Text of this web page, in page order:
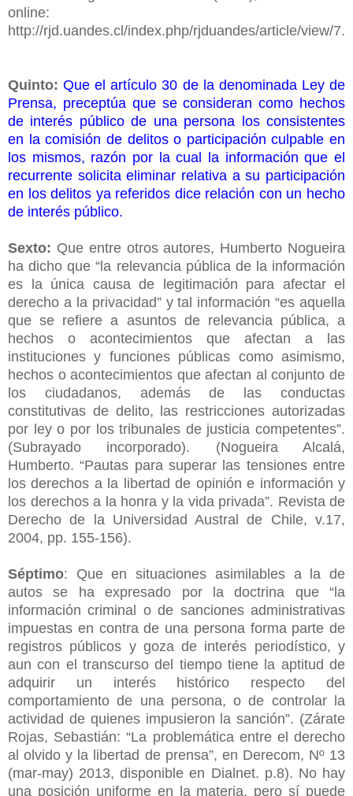
online:
http://rjd.uandes.cl/index.php/rjduandes/article/view/7.
Quinto: Que el artículo 30 de la denominada Ley de
Prensa, preceptúa que se consideran como hechos
de interés público de una persona los consistentes
en la comisión de delitos o participación culpable en
los mismos, razón por la cual la información que el
recurrente solicita eliminar relativa a su participación
en los delitos ya referidos dice relación con un hecho
de interés público.
Sexto: Que entre otros autores, Humberto Nogueira
ha dicho que “la relevancia pública de la información
es la única causa de legitimación para afectar el
derecho a la privacidad” y tal información “es aquella
que se refiere a asuntos de relevancia pública, a
hechos o acontecimientos que afectan a las
instituciones y funciones públicas como asimismo,
hechos o acontecimientos que afectan al conjunto de
los ciudadanos, además de las conductas
constitutivas de delito, las restricciones autorizadas
por ley o por los tribunales de justicia competentes”.
(Subrayado incorporado). (Nogueira Alcalá,
Humberto. “Pautas para superar las tensiones entre
los derechos a la libertad de opinión e información y
los derechos a la honra y la vida privada”. Revista de
Derecho de la Universidad Austral de Chile, v.17,
2004, pp. 155-156).
Séptimo: Que en situaciones asimilables a la de
autos se ha expresado por la doctrina que “la
información criminal o de sanciones administrativas
impuestas en contra de una persona forma parte de
registros públicos y goza de interés periodístico, y
aun con el transcurso del tiempo tiene la aptitud de
adquirir un interés histórico respecto del
comportamiento de una persona, o de controlar la
actividad de quienes impusieron la sanción”. (Zárate
Rojas, Sebastián: “La problemática entre el derecho
al olvido y la libertad de prensa”, en Derecom, Nº 13
(mar-may) 2013, disponible en Dialnet. p.8). No hay
una posición uniforme en la materia, pero sí puede